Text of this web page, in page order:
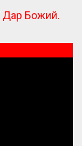
Дар Божий.